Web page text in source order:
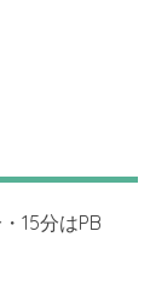
15分はPB